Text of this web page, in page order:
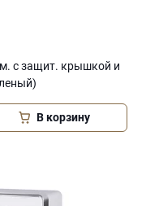
с защит. крышкой и
В корзину